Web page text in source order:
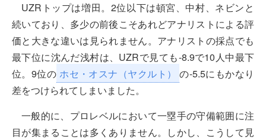
UZRトップは増田。2位以下は頓宮、中村、ネビンと
続いており、多少の前後こそあれどアナリストによる評
価と大きな違いは見られません。アナリストの採点でも
最下位に沈んだ浅村は、UZRで見ても-8.9で10人中最下
位。9位の ホセ・オスナ（ヤクルト）
の-5.5にもかなり
差をつけられてしまいました。
一般的に、プロレベルにおいて一塁手の守備範囲に注
目が集まることは多くありません。しかし、こうして見